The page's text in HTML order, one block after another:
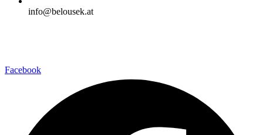
info@belousek.at
Facebook